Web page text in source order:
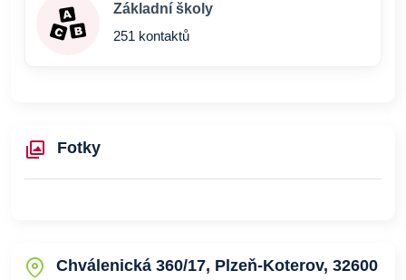
Základní školy
251 kontaktů
Fotky
Chválenická 360/17, Plzeň-Koterov, 32600